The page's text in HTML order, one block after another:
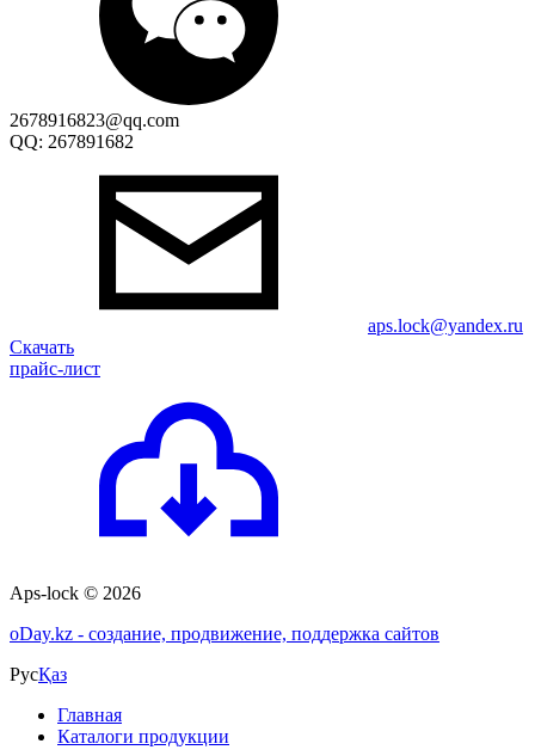
2678916823@qq.com
QQ: 267891682
aps.lock@yandex.ru
Скачать
прайс-лист
Aps-lock © 2026
oDay.kz - создание, продвижение, поддержка сайтов
РусҚаз
Главная
Каталоги продукции